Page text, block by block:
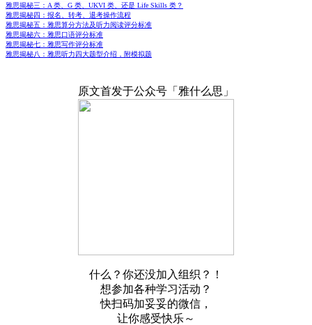
雅思揭秘三：A 类、G 类、UKVI 类、还是 Life Skills 类？
雅思揭秘四：报名、转考、退考操作流程
雅思揭秘五：雅思算分方法及听力阅读评分标准
雅思揭秘六：雅思口语评分标准
雅思揭秘七：雅思写作评分标准
雅思揭秘八：雅思听力四大题型介绍，附模拟题
原文首发于公众号「雅什么思」
什么？你还没加入组织？！
想参加各种学习活动？
快扫码加妥妥的微信，
让你感受快乐～